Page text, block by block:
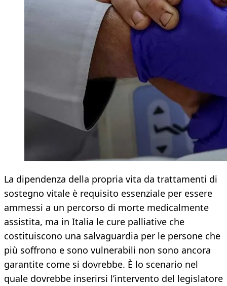
La dipendenza della propria vita da trattamenti di
sostegno vitale è requisito essenziale per essere
ammessi a un percorso di morte medicalmente
assistita, ma in Italia le cure palliative che
costituiscono una salvaguardia per le persone che
più soffrono e sono vulnerabili non sono ancora
garantite come si dovrebbe. È lo scenario nel
quale dovrebbe inserirsi l’intervento del legislatore